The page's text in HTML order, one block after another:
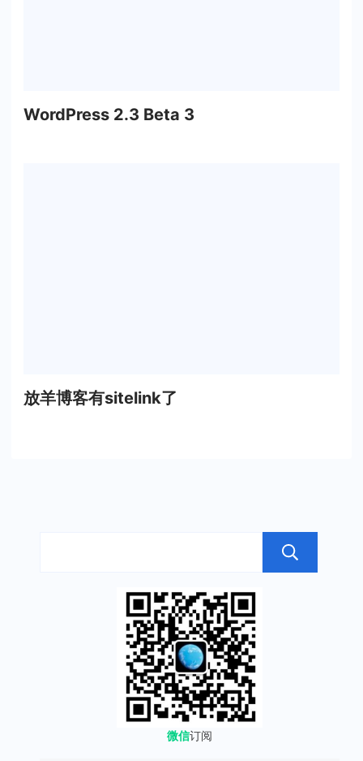
WordPress 2.3 Beta 3
放羊博客有sitelink了
微信订阅